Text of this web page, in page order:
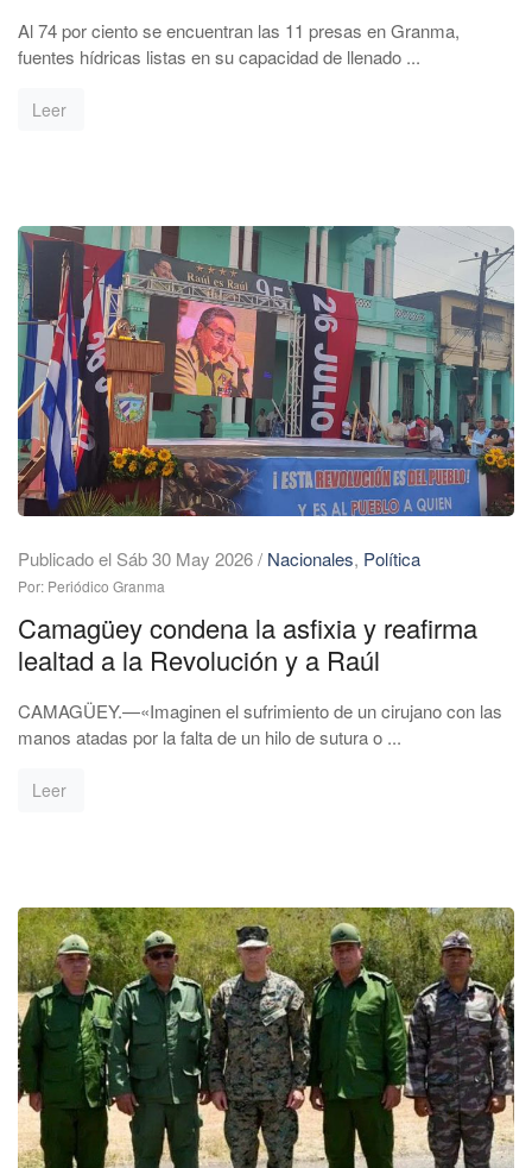
Al 74 por ciento se encuentran las 11 presas en Granma,
fuentes hídricas listas en su capacidad de llenado ...
Leer
Publicado el Sáb 30 May 2026/ Nacionales, Política
Por: Periódico Granma
Camagüey condena la asfixia y reafirma
lealtad a la Revolución y a Raúl
CAMAGÜEY.—«Imaginen el sufrimiento de un cirujano con las
manos atadas por la falta de un hilo de sutura o ...
Leer